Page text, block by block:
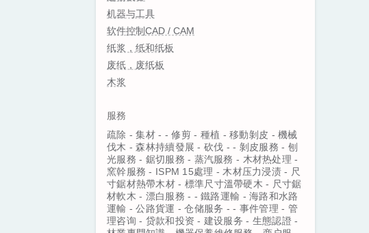
机器与工具
软件控制CAD / CAM
纸浆，纸和纸板
废纸，废纸板
木浆
服務
疏除 - 集材 - - 修剪 - 種植 - 移動剝皮 - 機械
伐木 - 森林持續發展 - 砍伐 - - 剝皮服務 - 刨
光服務 - 鋸切服務 - 蒸汽服務 - 木材热处理 -
窯幹服務 - ISPM 15處理 - 木材压力浸渍 - 尺
寸鋸材熱帶木材 - 標準尺寸溫帶硬木 - 尺寸鋸
材軟木 - 漂白服務 - - 鐵路運輸 - 海路和水路
運輸 - 公路貨運 - 仓储服务 - - 事件管理 - 管
理咨询 - 贷款和投资 - 建设服务 - 生態認證 -